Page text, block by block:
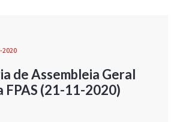
2020
de Assembleia Geral
FPAS (21-11-2020)